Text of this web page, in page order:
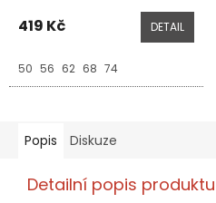
419 Kč DETAIL
50 56 62 68 74
Popis Diskuze
Detailní popis produktu